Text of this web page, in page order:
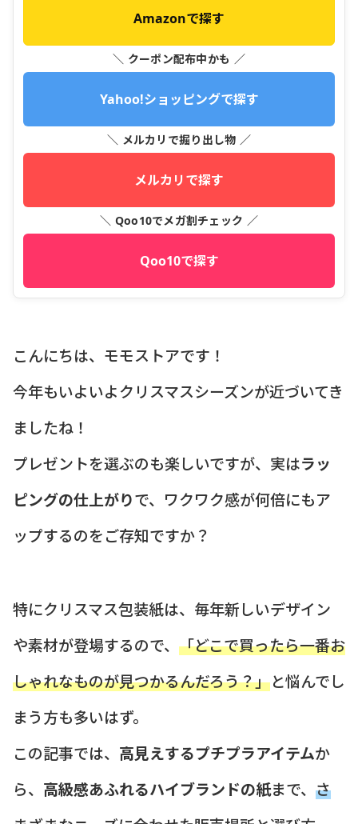
Amazonで探す
＼ クーポン配布中かも ／
Yahoo!ショッピングで探す
＼ メルカリで掘り出し物 ／
メルカリで探す
＼ Qoo10でメガ割チェック ／
Qoo10で探す
こんにちは、モモストアです！
今年もいよいよクリスマスシーズンが近づいてき
ましたね！
プレゼントを選ぶのも楽しいですが、実はラッ
ピングの仕上がりで、ワクワク感が何倍にもア
ップするのをご存知ですか？
特にクリスマス包装紙は、毎年新しいデザイン
や素材が登場するので、 「どこで買ったら一番お
しゃれなものが見つかるんだろう？」と悩んでし
まう方も多いはず。
この記事では、 高見えするプチプラアイテムか
ら、 高級感あふれるハイブランドの紙まで、 さ